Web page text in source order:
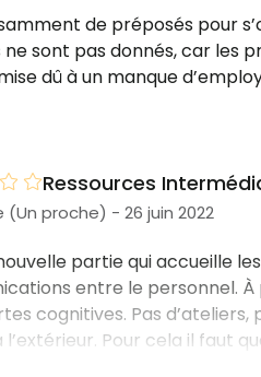
de préposés pour
ne sont pas donnés, car les
dû à un manque
Ressources
(Un proche) - 26 juin 2022
partie qui accueille
entre le personnel.
cognitives. Pas
l’extérieur. Pour cela il faut